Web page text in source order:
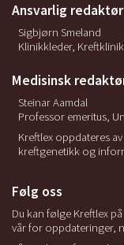
Ansvarlig redaktør
Sigbjørn Smeland
Klinikkleder,
Medisinsk
Steinar Aamdal
Professor emeritus,
Kreftlex oppdateres
kreftgenetikk og
Følg oss
Du kan følge Kreftlex
vår for oppdateringer,